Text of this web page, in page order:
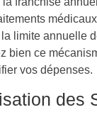
limite annuelle
bien ce
vos dépenses.
des